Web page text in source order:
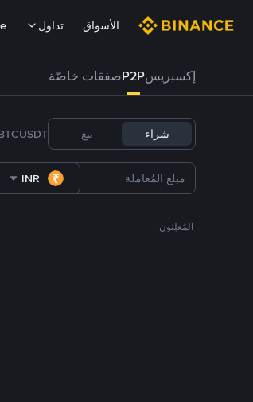
الأسواق تداول
إكسبريسP2Pصفقات خاصّة
شراء بيع USDT
INR
المُعلِنون